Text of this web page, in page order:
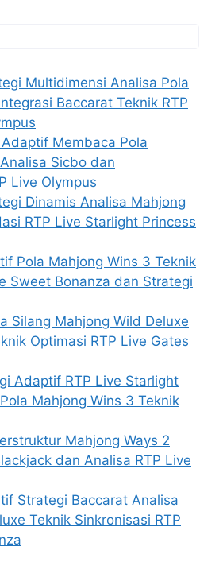
Multidimensi Analisa Pola
Baccarat Teknik RTP
Membaca Pola
Sicbo dan
Live Olympus
Dinamis Analisa Mahjong
RTP Live Starlight Princess
Pola Mahjong Wins 3 Teknik
Sweet Bonanza dan Strategi
Silang Mahjong Wild Deluxe
Optimasi RTP Live Gates
Adaptif RTP Live Starlight
Mahjong Wins 3 Teknik
Mahjong Ways 2
dan Analisa RTP Live
Strategi Baccarat Analisa
Teknik Sinkronisasi RTP